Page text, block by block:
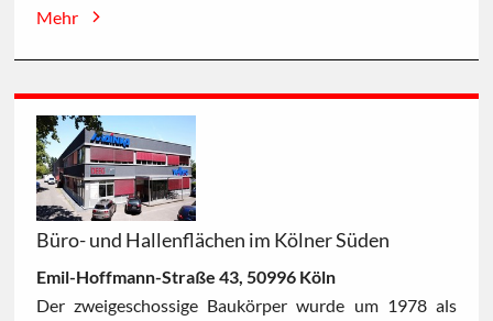
Mehr
Büro- und Hallenflächen im Kölner Süden
Emil-Hoffmann-Straße 43, 50996 Köln
Der zweigeschossige Baukörper wurde um 1978 als